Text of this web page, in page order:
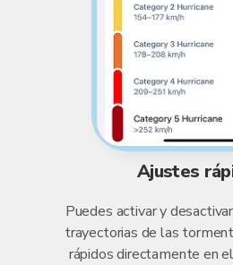
Ajustes
Puedes activar y
trayectorias de las
rápidos directamente en